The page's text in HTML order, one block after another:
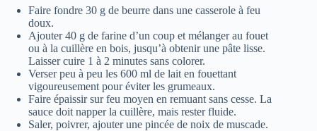
Faire fondre 30 g de beurre dans une casserole à feu
doux.
Ajouter 40 g de farine d’un coup et mélanger au fouet
ou à la cuillère en bois, jusqu’à obtenir une pâte lisse.
Laisser cuire 1 à 2 minutes sans colorer.
Verser peu à peu les 600 ml de lait en fouettant
vigoureusement pour éviter les grumeaux.
Faire épaissir sur feu moyen en remuant sans cesse. La
sauce doit napper la cuillère, mais rester fluide.
Saler, poivrer, ajouter une pincée de noix de muscade.